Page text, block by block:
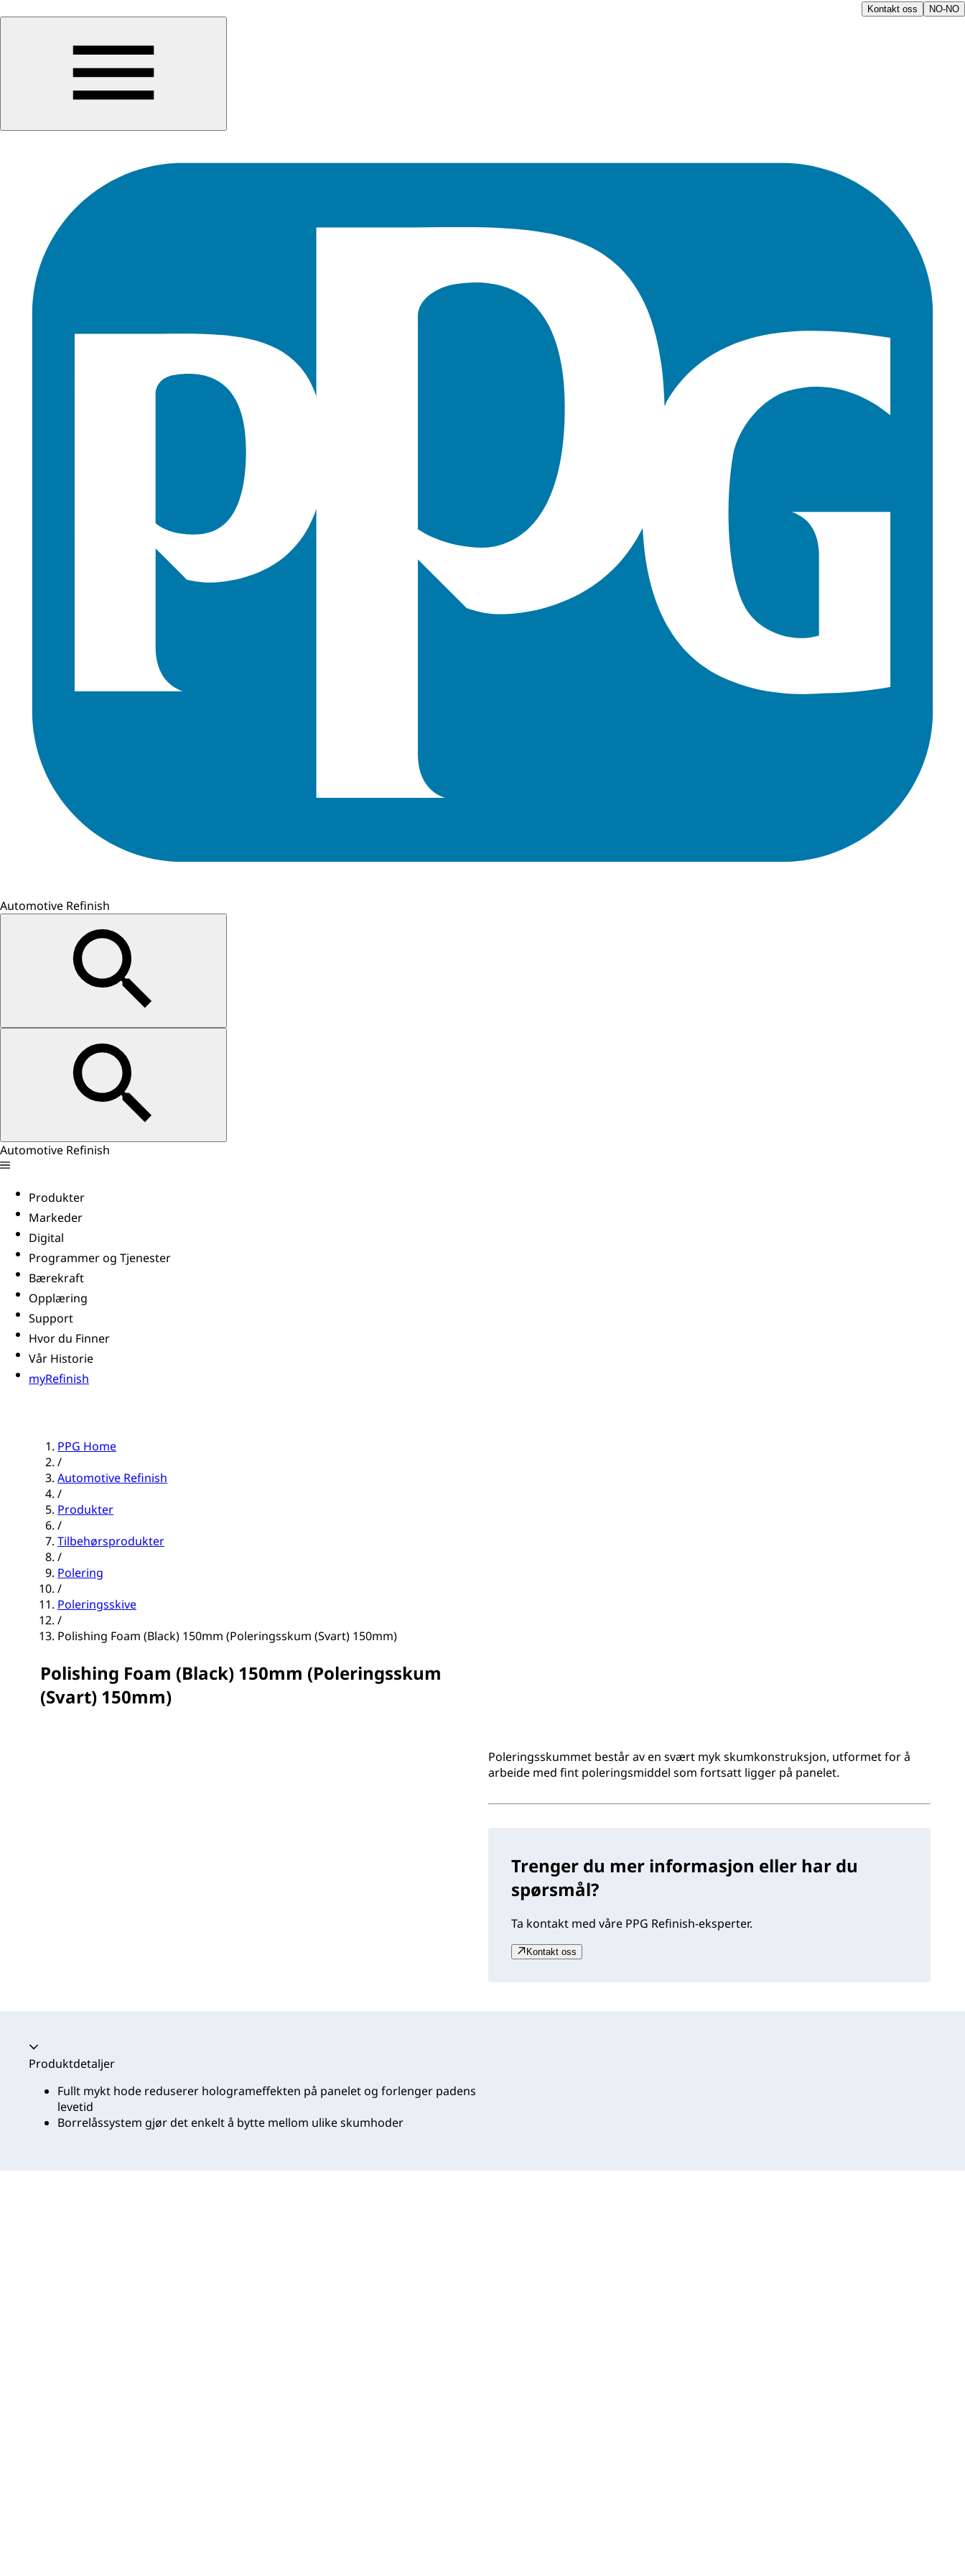
Kontakt oss NO-NO
Automotive Refinish
Automotive Refinish
Produkter
Markeder
Digital
Programmer og Tjenester
Bærekraft
Opplæring
Support
Hvor du Finner
Vår Historie
myRefinish
PPG Home
/
Automotive Refinish
/
Produkter
/
Tilbehørsprodukter
/
Polering
/
Poleringsskive
/
Polishing Foam (Black) 150mm (Poleringsskum (Svart) 150mm)
Polishing Foam (Black) 150mm (Poleringsskum
(Svart) 150mm)
Poleringsskummet består av en svært myk skumkonstruksjon, utformet for å
arbeide med fint poleringsmiddel som fortsatt ligger på panelet.
Trenger du mer informasjon eller har du
spørsmål?
Ta kontakt med våre PPG Refinish-eksperter.
Kontakt oss
Trekkspill kollapset
Produktdetaljer
Fullt mykt hode reduserer hologrameffekten på panelet og forlenger padens
levetid
Borrelåssystem gjør det enkelt å bytte mellom ulike skumhoder